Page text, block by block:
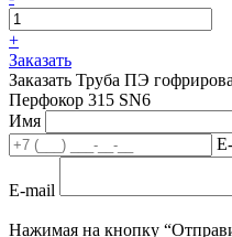
+
Заказать
Заказать Труба ПЭ
Перфокор 315 SN6
Имя
E-mail
Нажимая на кнопку